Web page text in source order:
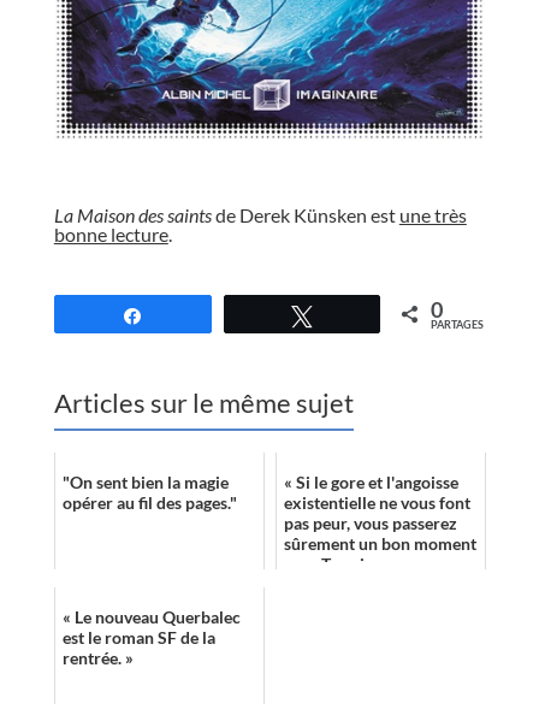
La Maison des saintsde Derek Künsken est une très
bonne lecture.
0
PARTAGES
Articles sur le même sujet
"On sent bien la magie
opérer au fil des pages."
« Si le gore et l'angoisse
existentielle ne vous font
pas peur, vous passerez
sûrement un bon moment
avec Terminus. »
« Le nouveau Querbalec
est le roman SF de la
rentrée. »